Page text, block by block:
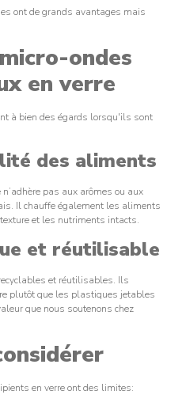
ont de grands avantages mais
ondes
en verre
à bien des égards lorsqu'ils sont
des aliments
pas aux arômes ou aux
Il chauffe également les aliments
et les nutriments intacts.
et réutilisable
et réutilisables. Ils
plutôt que les plastiques jetables
que nous soutenons chez
en verre ont des limites: